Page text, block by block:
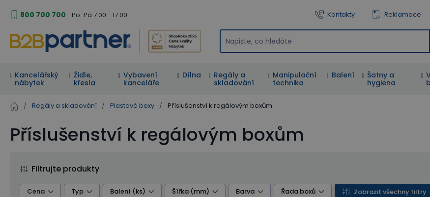
800 700 700 Po-Pá 7:00 - 17:00 Kontakty Reklamace
Kancelářský
nábytek
Židle,
křesla
Vybavení
kanceláře
Dílna
Regály a
skladování
Manipulační
technika
Balení
Šatny a
hygiena
/ Regály a skladování / Plastové boxy / Příslušenství k regálovým boxům
Příslušenství k regálovým boxům
Filtrujte produkty
Cena Typ Balení (ks) Šířka (mm) Barva Řada boxů Zobrazit všechny filtry